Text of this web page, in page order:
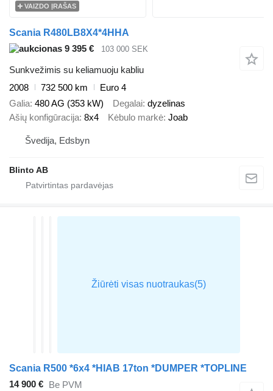
VAIZDO ĮRAŠAS
Scania R480LB8X4*4HHA
9 395 €
103 000 SEK
Sunkvežimis su keliamuoju kabliu
2008
732 500 km
Euro 4
Galia 480 AG (353 kW) Degalai dyzelinas
Ašių konfigūracija 8x4 Kėbulo markė Joab
Švedija, Edsbyn
Blinto AB
Scania R500 *6x4 *HIAB 17ton *DUMPER *TOPLINE
14 900 € Be PVM